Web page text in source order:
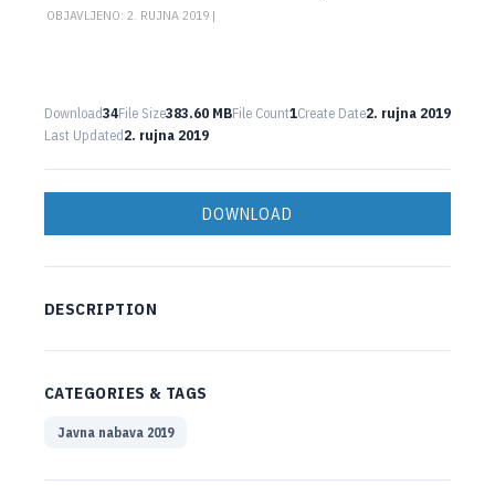
OBJAVLJENO: 2. RUJNA 2019 |
Download34File Size383.60 MBFile Count1Create Date2. rujna 2019
Last Updated2. rujna 2019
DOWNLOAD
DESCRIPTION
CATEGORIES & TAGS
Javna nabava 2019